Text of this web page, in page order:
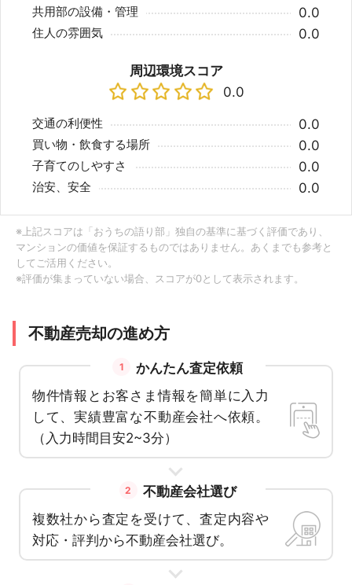
共用部の設備・管理 0.0
住人の雰囲気 0.0
周辺環境スコア
0.0
交通の利便性 0.0
買い物・飲食する場所 0.0
子育てのしやすさ 0.0
治安、安全 0.0
※上記スコアは「おうちの語り部」独自の基準に基づく評価であり、
マンションの価値を保証するものではありません。あくまでも参考と
してご活用ください。
※評価が集まっていない場合、スコアが0として表示されます。
不動産売却の進め方
1
かんたん査定依頼
物件情報とお客さま情報を簡単に入力
して、実績豊富な不動産会社へ依頼。
（入力時間目安2~3分）
2
不動産会社選び
複数社から査定を受けて、査定内容や
対応・評判から不動産会社選び。